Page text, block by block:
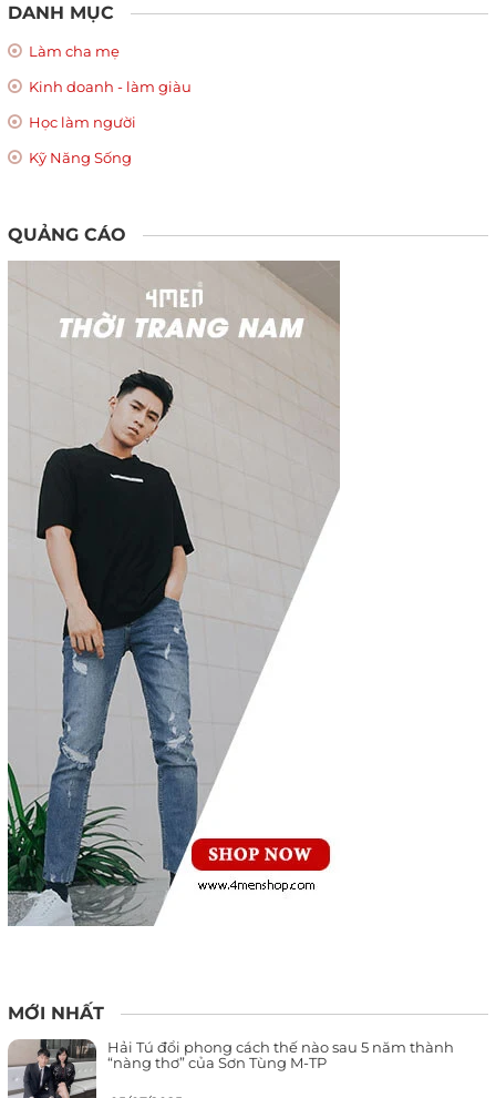
DANH MỤC
Làm cha mẹ
Kinh doanh - làm giàu
Học làm người
Kỹ Năng Sống
QUẢNG CÁO
MỚI NHẤT
Hải Tú đổi phong cách thế nào sau 5 năm thành
“nàng thơ” của Sơn Tùng M-TP